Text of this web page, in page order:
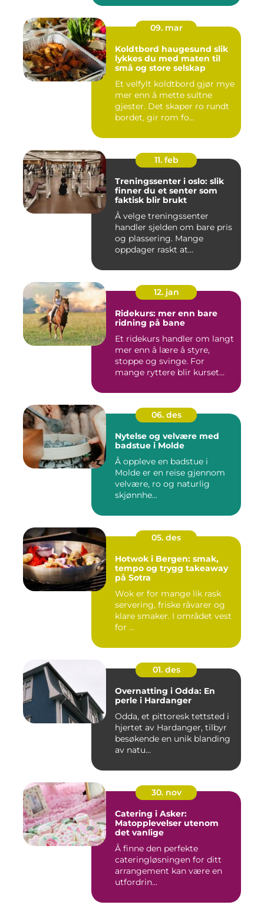
09. mar
Koldtbord haugesund slik
lykkes du med maten til
små og store selskap
Et velfylt koldtbord gjør mye
mer enn å mette sultne
gjester. Det skaper ro rundt
bordet, gir rom fo...
11. feb
Treningssenter i oslo: slik
finner du et senter som
faktisk blir brukt
Å velge treningssenter
handler sjelden om bare pris
og plassering. Mange
oppdager raskt at
12. jan
Ridekurs: mer enn bare
ridning på bane
Et ridekurs handler om langt
mer enn å lære å styre,
stoppe og svinge. For
mange ryttere blir kurset...
06. des
Nytelse og velvære med
badstue i Molde
Å oppleve en badstue i
Molde er en reise gjennom
velvære, ro og naturlig
skjønnhe...
05. des
Hotwok i Bergen: smak,
tempo og trygg takeaway
på Sotra
Wok er for mange lik rask
servering, friske råvarer og
klare smaker. I området vest
for ...
01. des
Overnatting i Odda: En
perle i Hardanger
Odda, et pittoresk tettsted i
hjertet av Hardanger, tilbyr
besøkende en unik blanding
av natu...
30. nov
Catering i Asker:
Matopplevelser utenom
det vanlige
Å finne den perfekte
cateringløsningen for ditt
arrangement kan være en
utfordrin...